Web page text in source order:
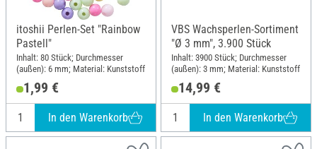
itoshii Perlen-Set "Rainbow
Pastell"
Inhalt: 80 Stück; Durchmesser
(außen): 6 mm; Material: Kunststoff
1,99 €
In den Warenkorb
VBS Wachsperlen-Sortiment
"Ø 3 mm", 3.900 Stück
Inhalt: 3900 Stück; Durchmesser
(außen): 3 mm; Material: Kunststoff
14,99 €
In den Warenkorb